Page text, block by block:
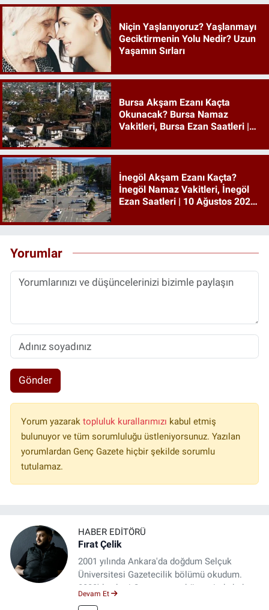
Niçin Yaşlanıyoruz? Yaşlanmayı
Geciktirmenin Yolu Nedir? Uzun
Yaşamın Sırları
Bursa Akşam Ezanı Kaçta
Okunacak? Bursa Namaz
Vakitleri, Bursa Ezan Saatleri |
İnegöl Akşam Ezanı Kaçta?
İnegöl Namaz Vakitleri, İnegöl
Ezan Saatleri | 10 Ağustos 2026
Yorumlar
Gönder
Yorum yazarak topluluk kurallarımızı kabul etmiş
bulunuyor ve tüm sorumluluğu üstleniyorsunuz. Yazılan
yorumlardan Genç Gazete hiçbir şekilde sorumlu
tutulamaz.
HABER EDITÖRÜ
Fırat Çelik
2001 yılında Ankara'da doğdum Selçuk
Üniversitesi Gazetecilik bölümü okudum.
2023'den beri Genç gazete bünyesinde haber
Devam Et